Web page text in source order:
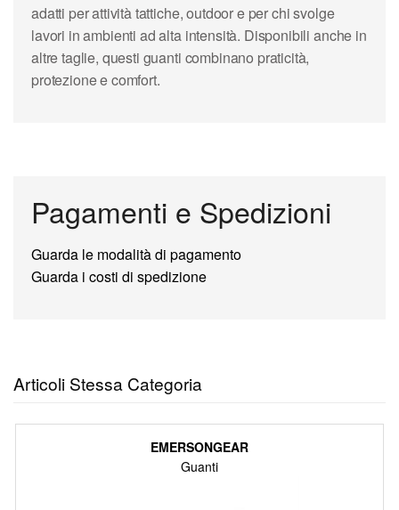
adatti per attività tattiche, outdoor e per chi svolge
lavori in ambienti ad alta intensità. Disponibili anche in
altre taglie, questi guanti combinano praticità,
protezione e comfort.
Pagamenti e Spedizioni
Guarda le modalità di pagamento
Guarda i costi di spedizione
Articoli Stessa Categoria
EMERSONGEAR
Guanti